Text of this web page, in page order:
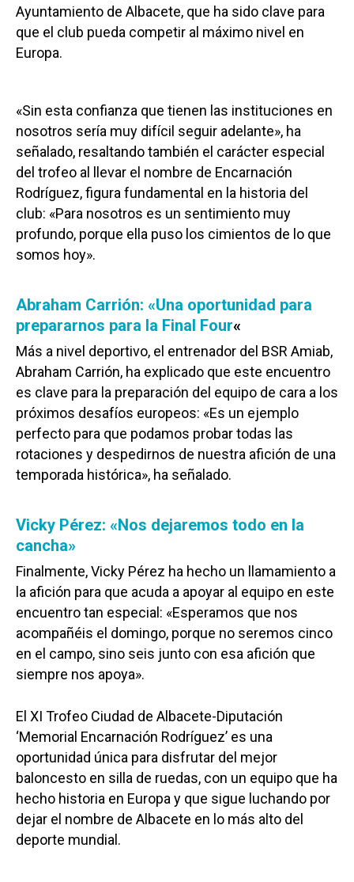
Ayuntamiento de Albacete, que ha sido clave para
que el club pueda competir al máximo nivel en
Europa.
«Sin esta confianza que tienen las instituciones en
nosotros sería muy difícil seguir adelante», ha
señalado, resaltando también el carácter especial
del trofeo al llevar el nombre de Encarnación
Rodríguez, figura fundamental en la historia del
club: «Para nosotros es un sentimiento muy
profundo, porque ella puso los cimientos de lo que
somos hoy».
Abraham Carrión: «Una oportunidad para
prepararnos para la Final Four«
Más a nivel deportivo, el entrenador del BSR Amiab,
Abraham Carrión, ha explicado que este encuentro
es clave para la preparación del equipo de cara a los
próximos desafíos europeos: «Es un ejemplo
perfecto para que podamos probar todas las
rotaciones y despedirnos de nuestra afición de una
temporada histórica», ha señalado.
Vicky Pérez: «Nos dejaremos todo en la
cancha»
Finalmente, Vicky Pérez ha hecho un llamamiento a
la afición para que acuda a apoyar al equipo en este
encuentro tan especial: «Esperamos que nos
acompañéis el domingo, porque no seremos cinco
en el campo, sino seis junto con esa afición que
siempre nos apoya».
El XI Trofeo Ciudad de Albacete-Diputación
‘Memorial Encarnación Rodríguez’ es una
oportunidad única para disfrutar del mejor
baloncesto en silla de ruedas, con un equipo que ha
hecho historia en Europa y que sigue luchando por
dejar el nombre de Albacete en lo más alto del
deporte mundial.